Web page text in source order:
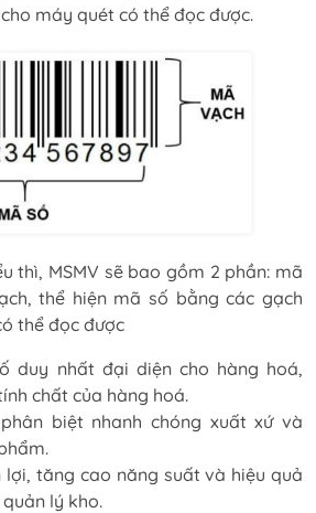
máy quét có thể đọc được.
thì, MSMV sẽ bao gồm 2 phần: mã
thể hiện mã số bằng các gạch
thể đọc được
duy nhất đại diện cho hàng hoá,
chất của hàng hoá.
biệt nhanh chóng xuất xứ và
lợi, tăng cao năng suất và hiệu quả
lý kho.